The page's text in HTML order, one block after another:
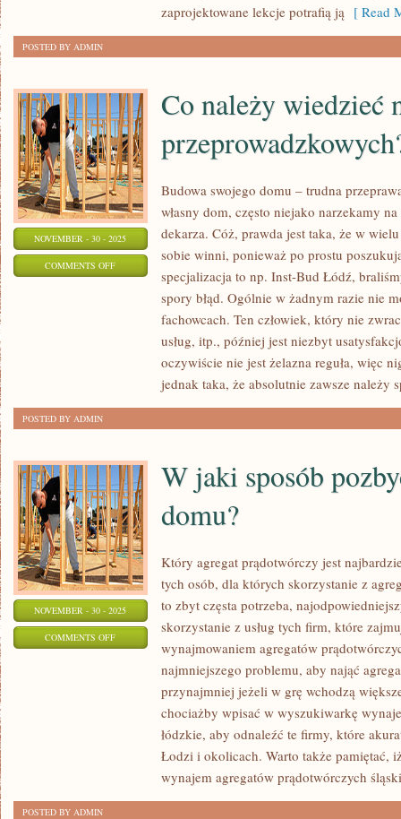
zaprojektowane lekcje potrafią ją [ Read
POSTED BY ADMIN
NOVEMBER - 30 - 2025
COMMENTS OFFON
Co należy wiedzieć
Budowa swojego domu – trudna
własny dom, często niejako narzekamy
dekarza. Cóż, prawda jest taka, że w
sobie winni, ponieważ po prostu
specjalizacja to np. Inst-Bud Łódź,
spory błąd. Ogólnie w żadnym razie nie
fachowcach. Ten człowiek, który nie
usług, itp., później jest niezbyt
oczywiście nie jest żelazna reguła, więc
jednak taka, że absolutnie zawsze należy
POSTED BY ADMIN
NOVEMBER - 30 - 2025
COMMENTS OFFON
W jaki sposób
domu?
Który agregat prądotwórczy jest
tych osób, dla których skorzystanie z
to zbyt częsta potrzeba,
skorzystanie z usług tych firm, które
wynajmowaniem agregatów
najmniejszego problemu, aby nająć
przynajmniej jeżeli w grę wchodzą
chociażby wpisać w wyszukiwarkę
łódzkie, aby odnaleźć te firmy, które
Łodzi i okolicach. Warto także pamiętać,
wynajem agregatów prądotwórczych
POSTED BY ADMIN